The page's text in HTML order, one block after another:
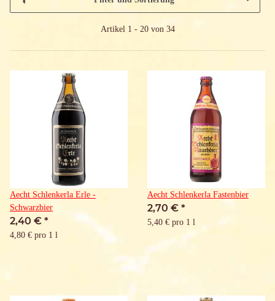
Artikel 1 - 20 von 34
Aecht Schlenkerla Erle -
Schwarzbier
2,40 € *
4,80 € pro 1 l
Aecht Schlenkerla Fastenbier
2,70 € *
5,40 € pro 1 l